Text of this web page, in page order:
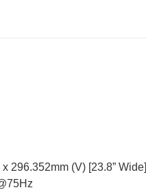
296.352mm (V) [23.8” Wide]